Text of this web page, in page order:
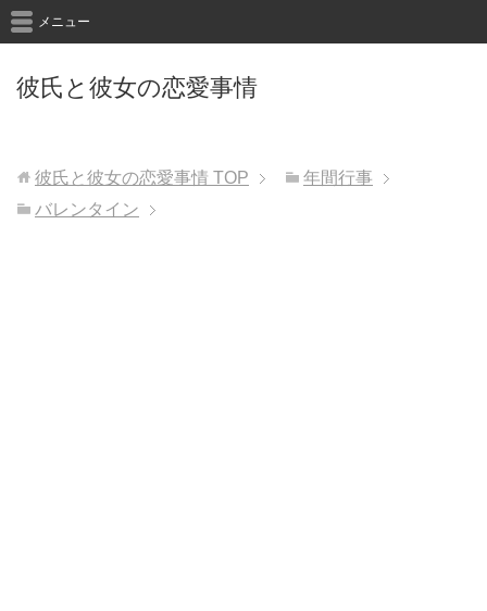
彼氏と彼女の恋愛事情
メニュー
彼氏と彼女の恋愛事情 TOP
年間行事
バレンタイン